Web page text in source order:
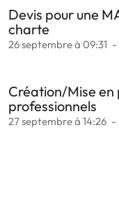
Devis pour une
charte
26 septembre à 09:31
Création/Mise en
professionnels
27 septembre à 14:26